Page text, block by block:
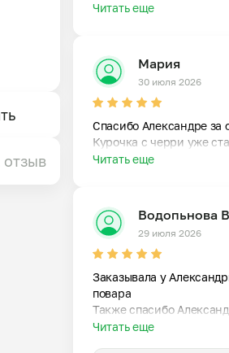
отзыв
Читать еще
Мария
30 июля 2026
Спасибо Александре за
Курочка с черри уже
Читать еще
Водопьнова
29 июля 2026
Заказывала у
повара
Также спасибо
Читать еще